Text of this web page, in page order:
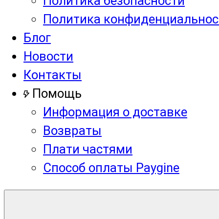
Политика
Блог
Новости
Контакты
Помощь
Информация о доставке
Возвраты
Плати частями
Способ оплаты Paygine